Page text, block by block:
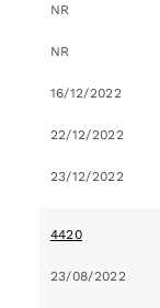
NR
NR
16/12/2022
22/12/2022
23/12/2022
4420
23/08/2022